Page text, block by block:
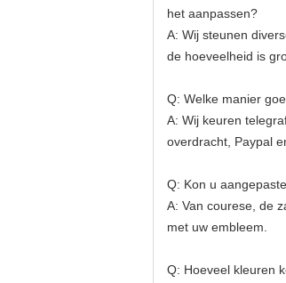
het aanpassen?
A: Wij steunen
de hoeveelheid is
Q: Welke manier
A: Wij keuren
overdracht, Paypal
Q: Kon u
A: Van courese, de
met uw embleem.
Q: Hoeveel kleuren